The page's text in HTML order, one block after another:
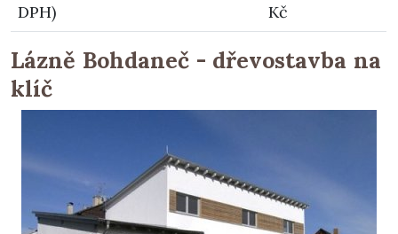
DPH)
Kč
Lázně Bohdaneč - dřevostavba na
klíč